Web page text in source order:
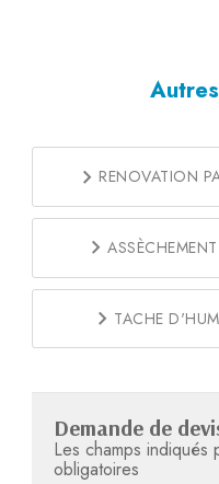
RENOVATION
TACHE
Demande de
Les champs
obligatoires